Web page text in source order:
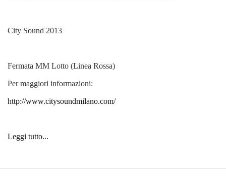
City Sound 2013
Fermata MM Lotto (Linea Rossa)
Per maggiori informazioni:
http://www.citysoundmilano.com/
Leggi tutto...